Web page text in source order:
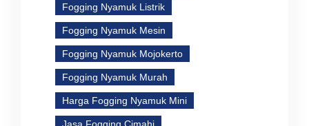
Fogging Nyamuk Listrik
Fogging Nyamuk Mesin
Fogging Nyamuk Mojokerto
Fogging Nyamuk Murah
Harga Fogging Nyamuk Mini
Jasa Fogging Cimahi